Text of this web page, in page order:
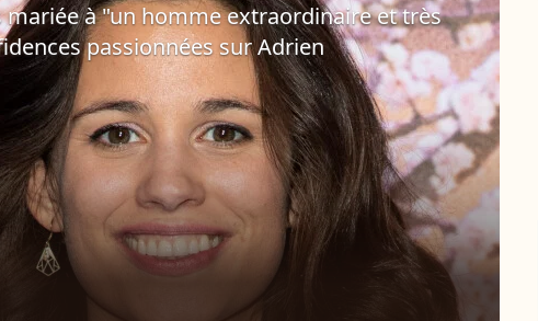
mariée à "un homme extraordinaire et très
passionnées sur Adrien